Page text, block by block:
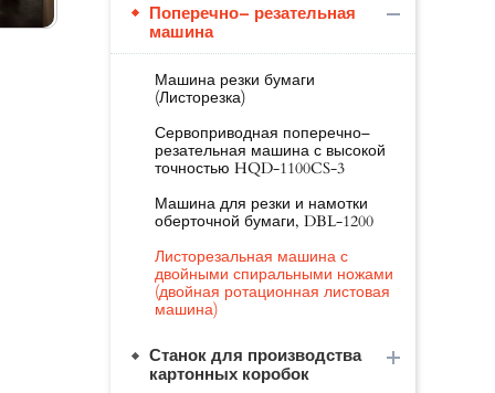
Поперечно– резательная
машина
Машина резки бумаги
(Листорезка)
Сервоприводная поперечно–
резательная машина с высокой
точностью HQD-1100CS-3
Машина для резки и намотки
оберточной бумаги, DBL-1200
Листорезальная машина с
двойными спиральными ножами
(двойная ротационная листовая
машина)
Станок для производства
картонных коробок